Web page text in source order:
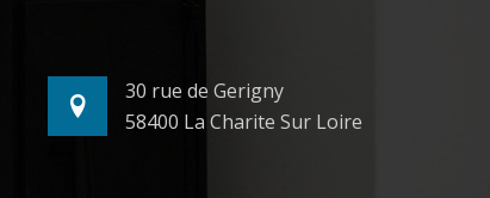
30 rue de Gerigny
58400 La Charite Sur Loire